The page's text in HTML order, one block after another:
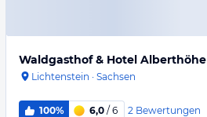
Waldgasthof & Hotel Alberthöhe
Lichtenstein · Sachsen
100% 6,0 / 6 2 Bewertungen